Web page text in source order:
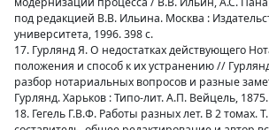
под редакцией В.В. Ильина. Москва :
университета, 1996. 398 с.
17. Гурлянд Я. О недостатках действующего
положения и способ к их устранению //
разбор нотариальных вопросов и разные
Гурлянд. Харьков : Типо-лит. А.П. Вейцель,
18. Гегель Г.В.Ф. Работы разных лет. В 2 томах.